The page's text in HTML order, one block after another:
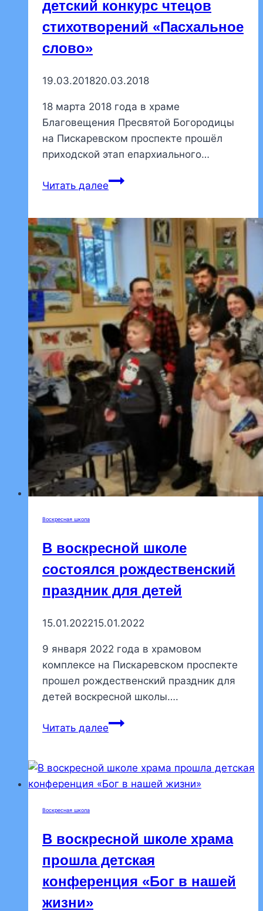
детский конкурс чтецов
стихотворений «Пасхальное
слово»
19.03.201820.03.2018
18 марта 2018 года в храме
Благовещения Пресвятой Богородицы
на Пискаревском проспекте прошёл
приходской этап епархиального…
Читать далееНа
детский
конкурс
стихотворений
«Пасхальное
слово»
Воскресная школа
В воскресной школе
состоялся рождественский
праздник для детей
15.01.202215.01.2022
9 января 2022 года в храмовом
комплексе на Пискаревском проспекте
прошел рождественский праздник для
детей воскресной школы….
Читать далееВ
состоялся
рождественский
детей
Воскресная школа
В воскресной школе храма
прошла детская
конференция «Бог в нашей
жизни»